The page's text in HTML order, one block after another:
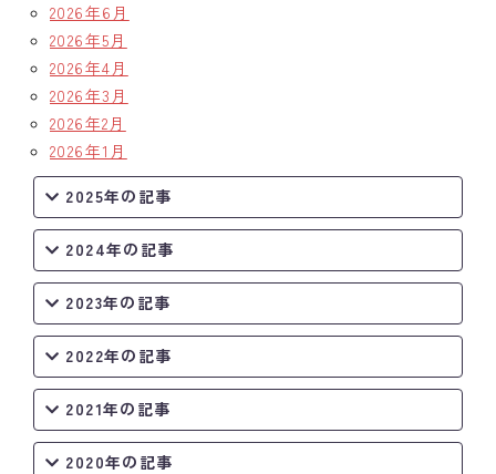
2026年6月
2026年5月
2026年4月
2026年3月
2026年2月
2026年1月
2025年の記事
2024年の記事
2023年の記事
2022年の記事
2021年の記事
2020年の記事